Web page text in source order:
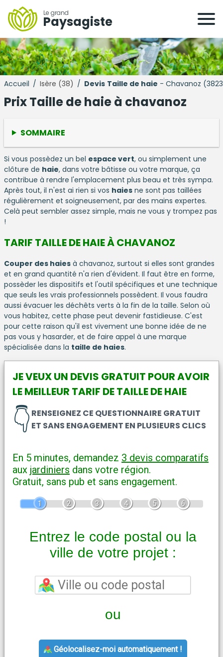
Le grand
Paysagiste
Accueil / Isère (38) / Devis Taille de haie - Chavanoz
Prix Taille de haie à chavanoz
SOMMAIRE
Si vous possèdez un bel espace vert, ou simplement une
clôture de haie, dans votre bâtisse ou votre marque, ça
contribue à rendre l'emplacement plus beau et très sympa.
Après tout, il n'est ai rien si vos haies ne sont pas taillées
régulièrement et soigneusement, par des mains expertes.
Celà peut sembler assez simple, mais ne vous y trompez pas
!
TARIF TAILLE DE HAIE À CHAVANOZ
Couper des haies à chavanoz, surtout si elles sont grandes
et en grand quantité n'a rien d'évident. Il faut être en forme,
possèder les dispositifs et l'outil spécifiques et une technique
que seuls les vrais professionnels possèdent. Il vous faudra
aussi évacuer les déchêts verts à la fin de la taille. Selon où
vous habitez, cette phase peut devenir fastidieuse. C'est
pour cette raison qu'il est vivement une bonne idée de ne
pas vous y hasarder, et de faire appel à une marque
spécialisée dans la taille de haies.
JE VEUX UN DEVIS GRATUIT POUR AVOIR
LE MEILLEUR TARIF DE TAILLE DE HAIE
RENSEIGNEZ CE QUESTIONNAIRE GRATUIT
ET SANS ENGAGEMENT EN PLUSIEURS CLICS
👇
En 5 minutes, demandez 3 devis comparatifs
aux jardiniers dans votre région.
Gratuit, sans pub et sans engagement.
1 2 3 4 5 6
Entrez le code postal ou la
ville de votre projet :
ou
Géolocalisez-moi automatiquement !